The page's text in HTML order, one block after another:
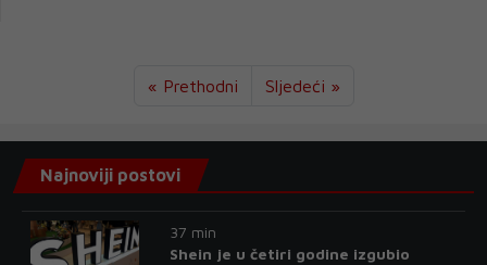
« Prethodni Sljedeći »
Najnoviji postovi
37 min
Shein je u četiri godine izgubio